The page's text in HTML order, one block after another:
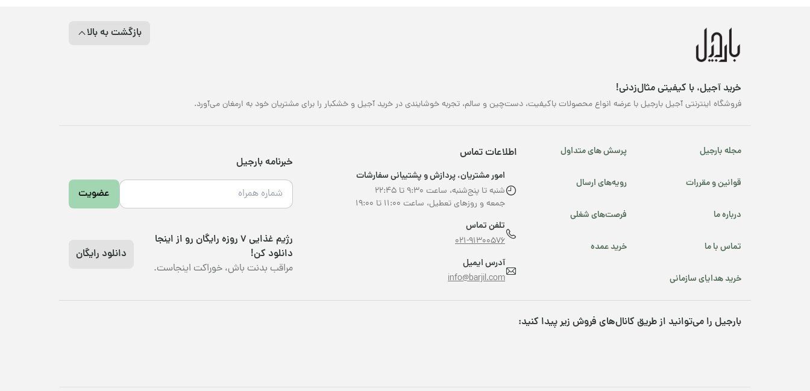
بازگشت به بالا
خرید آجیل، با کیفیتی مثال‌زدنی!
فروشگاه اینترنتی آجیل بارجیل با عرضه انواع محصولات باکیفیت، دست‌چین و سالم، تجربه خوشایندی در خرید آجیل و خشکبار را برای مشتریان خود به ارمغان می‌آورد.
مجله بارجیل پرسش های متداول
قوانین و مقررات رویه‌های ارسال
درباره ما فرصت‌های شغلی
تماس با ما خرید عمده
خرید هدایای سازمانی
اطلاعات تماس
امور مشتریان، پردازش و پشتیبانی سفارشات
شنبه تا پنج‌شنبه، ساعت ۹:۳۰ تا ۲۲:۴۵
جمعه و روزهای تعطیل، ساعت ۱۱:۰۰ تا ۱۹:۰۰
تلفن تماس
021-91300576
آدرس ایمیل
info@barjil.com
خبرنامه بارجیل
عضویت
رژیم غذایی 7 روزه رایگان رو از اینجا
دانلود کن!
مراقب بدنت باش، خوراکت اینجاست.
دانلود رایگان
بارجیل را می‌توانید از طریق کانال‌های فروش زیر پیدا کنید: